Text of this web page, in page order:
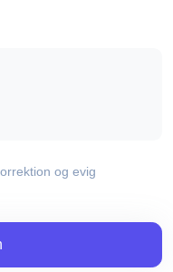
og evig